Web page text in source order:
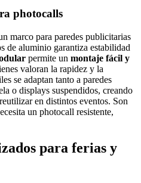
photocalls
marco para paredes publicitarias
de aluminio garantiza estabilidad
permite un montaje fácil y
valoran la rapidez y la
se adaptan tanto a paredes
o displays suspendidos, creando
en distintos eventos. Son
un photocall resistente,
para ferias y